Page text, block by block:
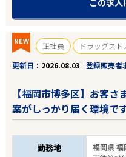
NEW 正社員
ドラッグスト
更新日
2026.08.03 登録販売者
【福岡市博多区】お客
案がしっかり届く環境で
勤務地 福岡県